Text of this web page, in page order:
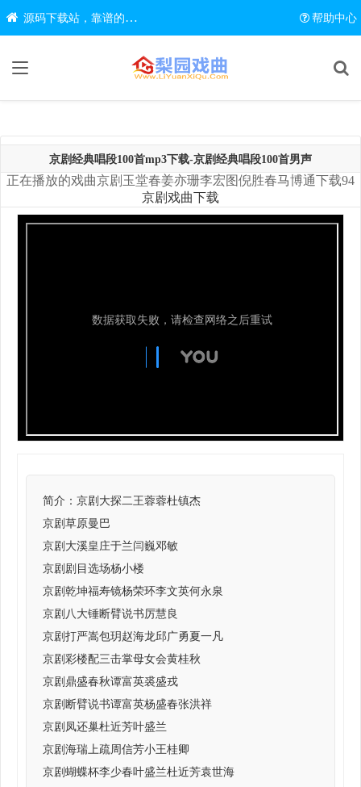
源码下载站，靠谱的源码在线下载网站 帮助中心
京剧经典唱段100首mp3下载-京剧经典唱段100首男声
正在播放的戏曲京剧玉堂春姜亦珊李宏图倪胜春马博通下载94
京剧戏曲下载
简介： 京剧大探二王蓉蓉杜镇杰
京剧草原曼巴
京剧大溪皇庄于兰闫巍邓敏
京剧剧目选场杨小楼
京剧乾坤福寿镜杨荣环李文英何永泉
京剧八大锤断臂说书厉慧良
京剧打严嵩包玥赵海龙邱广勇夏一凡
京剧彩楼配三击掌母女会黄桂秋
京剧鼎盛春秋谭富英裘盛戎
京剧断臂说书谭富英杨盛春张洪祥
京剧凤还巢杜近芳叶盛兰
京剧海瑞上疏周信芳小王桂卿
京剧蝴蝶杯李少春叶盛兰杜近芳袁世海